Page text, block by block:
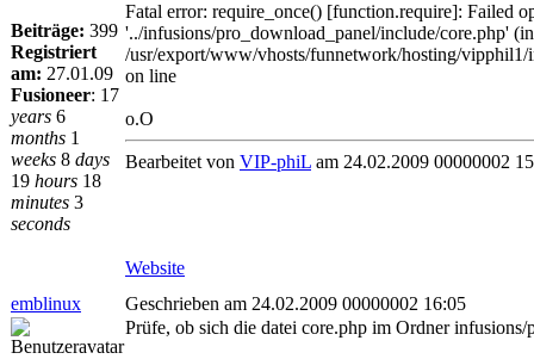
Beiträge: 399
Registriert
am: 27.01.09
Fusioneer: 17
years 6
months 1
weeks 8 days
19 hours 18
minutes 3
seconds
Fatal error: require_once() [function.require]: Failed
'../infusions/pro_download_panel/include/core.php'
/usr/export/www/vhosts/funnetwork/hosting/
on line
o.O
Bearbeitet von VIP-phiL am 24.02.2009 00000002
Website
emblinux
Geschrieben am 24.02.2009 00000002 16:05
Prüfe, ob sich die datei core.php im Ordner